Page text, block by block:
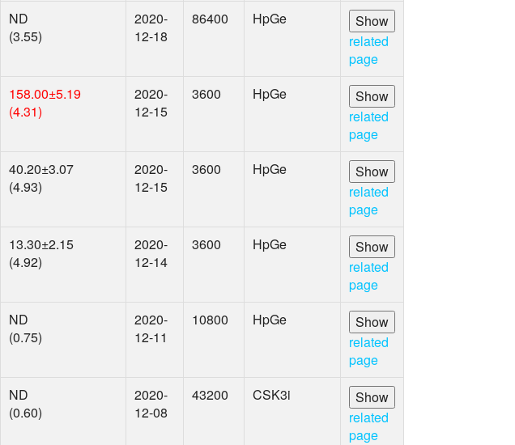
ND
(3.55)
2020-
12-18
86400
HpGe
related
page
158.00±5.19
(4.31)
2020-
12-15
3600
HpGe
related
page
40.20±3.07
(4.93)
2020-
12-15
3600
HpGe
related
page
13.30±2.15
(4.92)
2020-
12-14
3600
HpGe
related
page
ND
(0.75)
2020-
12-11
10800
HpGe
related
page
ND
(0.60)
2020-
12-08
43200
CSK3i
related
page